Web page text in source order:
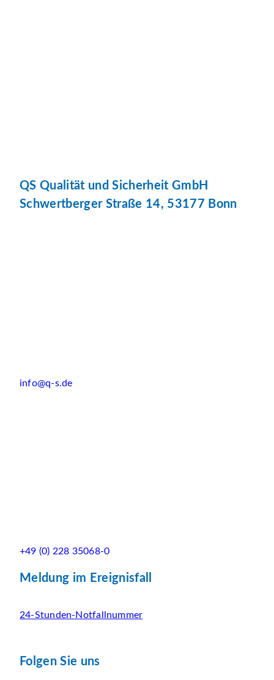
QS Qualität und Sicherheit GmbH
Schwertberger Straße 14, 53177 Bonn
info@q-s.de
+49 (0) 228 35068-0
Meldung im Ereignisfall
24-Stunden-Notfallnummer
Folgen Sie uns